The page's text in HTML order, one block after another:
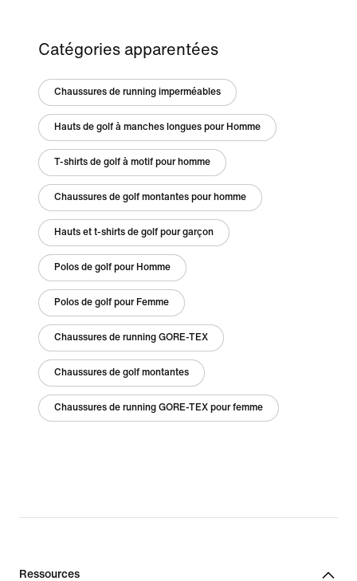
Catégories apparentées
Chaussures de running imperméables
Hauts de golf à manches longues pour Homme
T-shirts de golf à motif pour homme
Chaussures de golf montantes pour homme
Hauts et t-shirts de golf pour garçon
Polos de golf pour Homme
Polos de golf pour Femme
Chaussures de running GORE-TEX
Chaussures de golf montantes
Chaussures de running GORE-TEX pour femme
Ressources